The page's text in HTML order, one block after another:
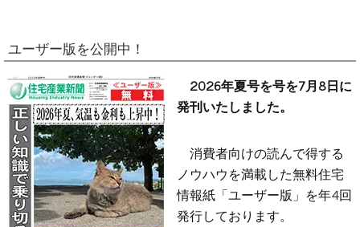
ユーザー版を公開中！
2026年夏号を号を7月8日に
発刊いたしました。
消費者向けの読んで得する
ノウハウを満載した無料住宅
情報紙「ユーザー版」を年4回
発行しております。